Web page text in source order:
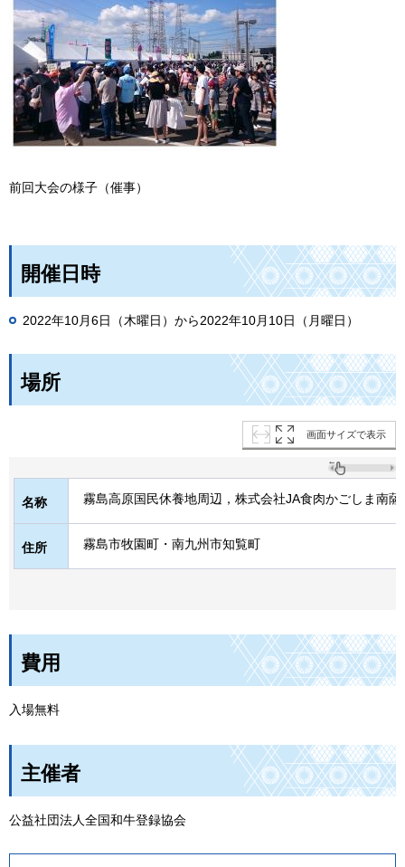
前回大会の様子（催事）
開催日時
2022年10月6日（木曜日）から2022年10月10日（月曜日）
場所
画面サイズで表示
名称 霧島高原国民休養地周辺，株式会社JA食肉かごしま南薩
住所 霧島市牧園町・南九州市知覧町
費用
入場無料
主催者
公益社団法人全国和牛登録協会